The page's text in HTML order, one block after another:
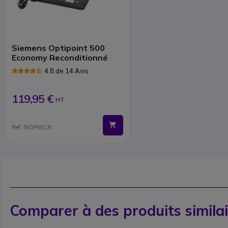
Siemens Optipoint 500
Economy Reconditionné
4.8 de 14 Avis
119,95 € HT
Ref: SIOP5ECR
Comparer à des produits